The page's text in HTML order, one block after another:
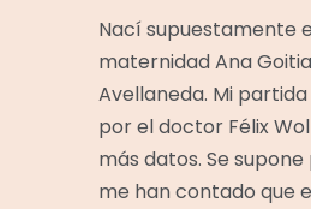
Nací supuestamente
maternidad Ana
Avellaneda. Mi
por el doctor Félix
más datos. Se
me han contado que